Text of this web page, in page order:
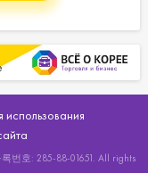
использования
번호: 285-88-01651. All rights